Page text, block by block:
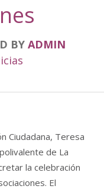
BY ADMIN
Ciudadana, Teresa
de La
la celebración
El